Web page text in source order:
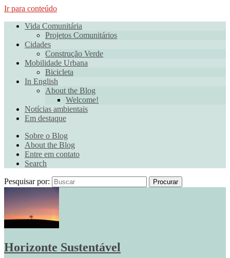
Ir para conteúdo
Vida Comunitária
Projetos Comunitários
Cidades
Construção Verde
Mobilidade Urbana
Bicicleta
In English
About the Blog
Welcome!
Notícias ambientais
Em destaque
Sobre o Blog
About the Blog
Entre em contato
Search
Pesquisar por: Procurar
Horizonte Sustentável